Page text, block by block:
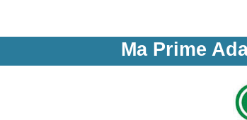
Ma Prime